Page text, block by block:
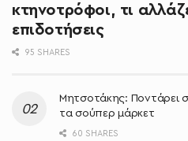
κτηνοτρόφοι, τι
επιδοτήσεις
95 SHARES
Μητσοτάκης: Ποντάρει
τα σούπερ μάρκετ
60 SHARES